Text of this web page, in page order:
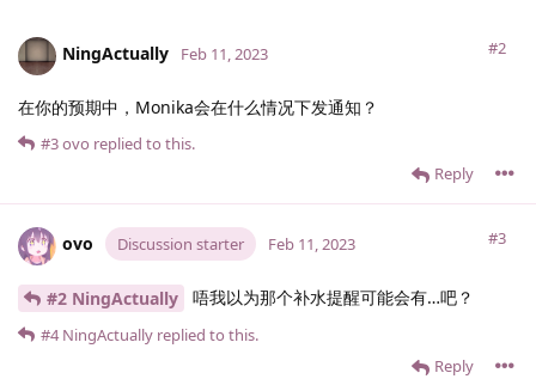
NingActually #2
Feb 11, 2023
在你的预期中，Monika会在什么情况下发通知？
Reply
#3ovo replied to this.
ovo Discussion starter #3
Feb 11, 2023
#2 NingActually 唔我以为那个补水提醒可能会有…吧？
Reply
#4 NingActually replied to this.